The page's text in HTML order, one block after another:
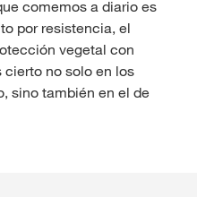
comemos a diario es
por resistencia, el
vegetal con
no solo en los
sino también en el de